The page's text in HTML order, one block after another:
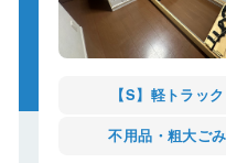
【S】軽トラック
不用品・粗大ごみ